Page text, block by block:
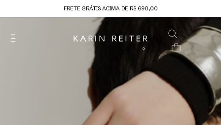
FRETE GRÁTIS ACIMA DE R$ 690,00
0